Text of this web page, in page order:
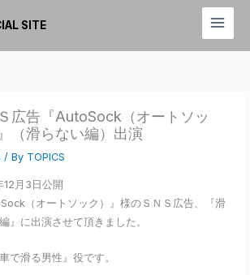
SITE
広告『AutoSock（オートソッ
（滑らない編）出演
/ By TOPICS
月3日公開
（オートソック）』様のＳＮＳ広告、『滑
』に出演させて頂きました。
で滑る男性』役です。